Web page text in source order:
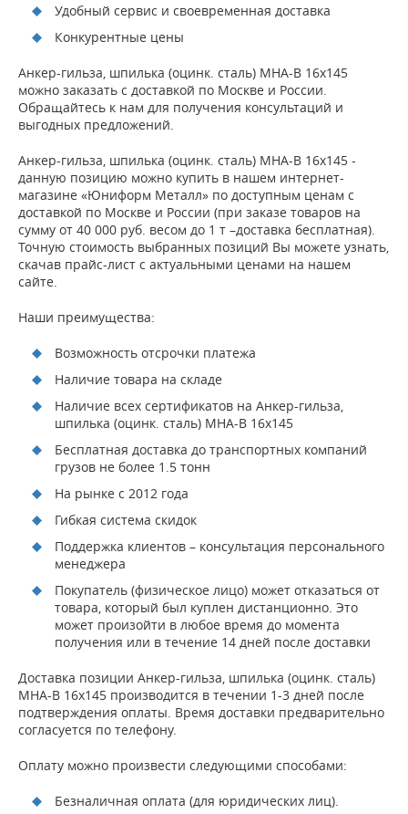
Удобный сервис и своевременная доставка
Конкурентные цены
Анкер-гильза, шпилька (оцинк. сталь) MHA-B 16х145
можно заказать с доставкой по Москве и России.
Обращайтесь к нам для получения консультаций и
выгодных предложений.
Анкер-гильза, шпилька (оцинк. сталь) MHA-B 16х145 -
данную позицию можно купить в нашем интернет-
магазине «Юниформ Металл» по доступным ценам с
доставкой по Москве и России (при заказе товаров на
сумму от 40 000 руб. весом до 1 т –доставка бесплатная).
Точную стоимость выбранных позиций Вы можете узнать,
скачав прайс-лист с актуальными ценами на нашем
сайте.
Наши преимущества:
Возможность отсрочки платежа
Наличие товара на складе
Наличие всех сертификатов на Анкер-гильза,
шпилька (оцинк. сталь) MHA-B 16х145
Бесплатная доставка до транспортных компаний
грузов не более 1.5 тонн
На рынке с 2012 года
Гибкая система скидок
Поддержка клиентов – консультация персонального
менеджера
Покупатель (физическое лицо) может отказаться от
товара, который был куплен дистанционно. Это
может произойти в любое время до момента
получения или в течение 14 дней после доставки
Доставка позиции Анкер-гильза, шпилька (оцинк. сталь)
MHA-B 16х145 производится в течении 1-3 дней после
подтверждения оплаты. Время доставки предварительно
согласуется по телефону.
Оплату можно произвести следующими способами:
Безналичная оплата (для юридических лиц).